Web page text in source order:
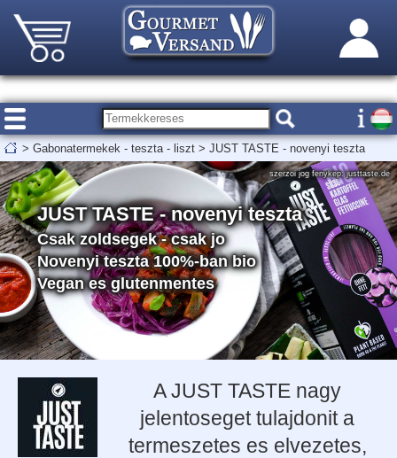
> Gabonatermekek - teszta - liszt > JUST TASTE - novenyi teszta
JUST TASTE - novenyi teszta
Csak zoldsegek - csak jo
Novenyi teszta 100%-ban bio
Vegan es glutenmentes
szerzoi jog fenykep: justtaste.de
A JUST TASTE nagy
jelentoseget tulajdonit a
termeszetes es elvezetes,